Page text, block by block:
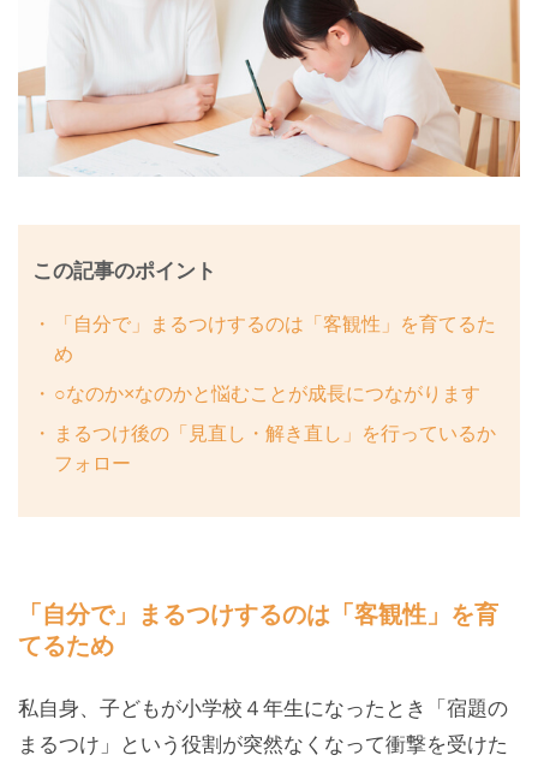
この記事のポイント
「自分で」まるつけするのは「客観性」を育てるた
め
○なのか×なのかと悩むことが成長につながります
まるつけ後の「見直し・解き直し」を行っているか
フォロー
「自分で」まるつけするのは「客観性」を育
てるため
私自身、子どもが小学校４年生になったとき「宿題の
まるつけ」という役割が突然なくなって衝撃を受けた